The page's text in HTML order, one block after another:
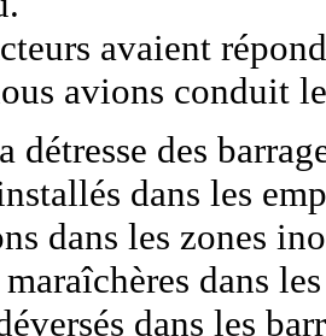
avaient
avions conduit
détresse des
dans les
dans les zones
dans
dans les